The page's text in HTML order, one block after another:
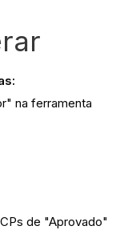
na ferramenta
de "Aprovado"